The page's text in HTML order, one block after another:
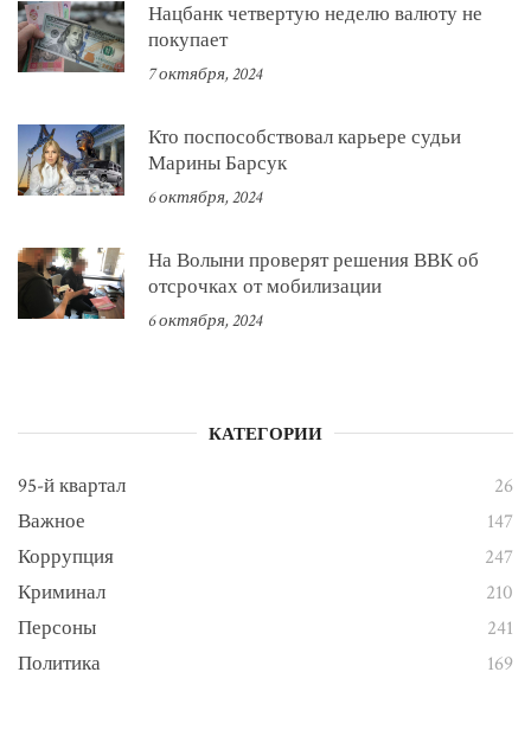
Нацбанк четвертую неделю валюту не
покупает
7 октября, 2024
Кто поспособствовал карьере судьи
Марины Барсук
6 октября, 2024
На Волыни проверят решения ВВК об
отсрочках от мобилизации
6 октября, 2024
КАТЕГОРИИ
95-й квартал
26
Важное
147
Коррупция
247
Криминал
210
Персоны
241
Политика
169